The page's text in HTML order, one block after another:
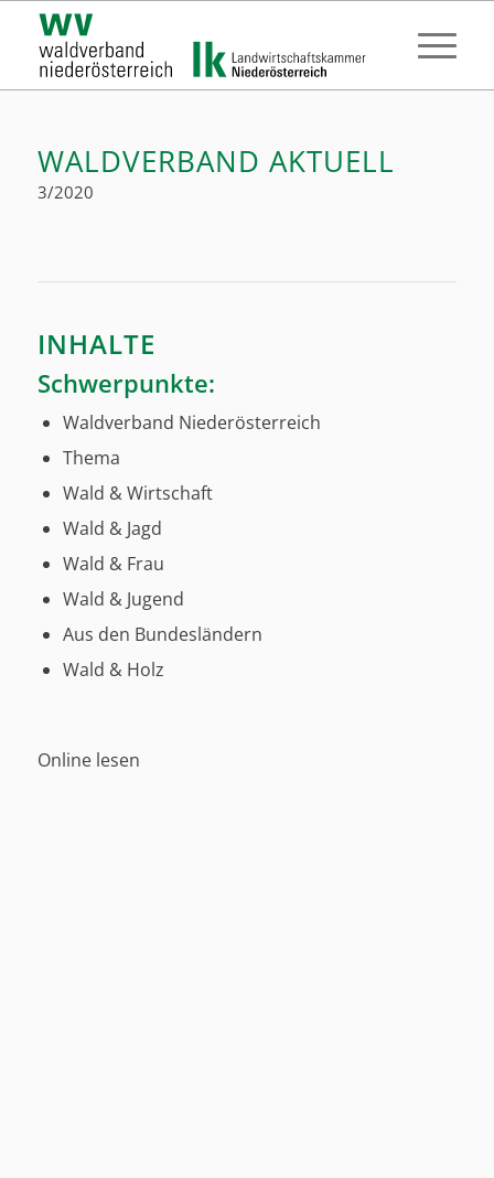
WALDVERBAND AKTUELL
3/2020
INHALTE
Schwerpunkte:
Waldverband Niederösterreich
Thema
Wald & Wirtschaft
Wald & Jagd
Wald & Frau
Wald & Jugend
Aus den Bundesländern
Wald & Holz
Online lesen